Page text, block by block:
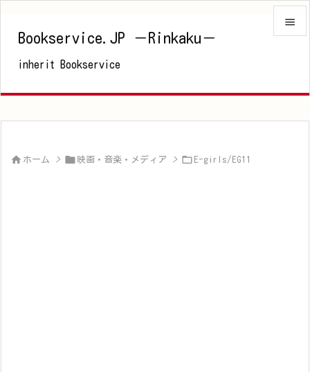
Bookservice.JP －Rinkaku－
inherit Bookservice


 ホーム >  映画・音楽・メディア >  E-girls/EG11